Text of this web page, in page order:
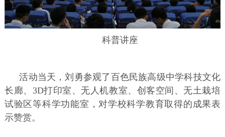
科普讲座
活动当天，刘勇参观了百色民族高级中学科技文化
长廊、3D打印室、无人机教室、创客空间、无土栽培
试验区等科学功能室，对学校科学教育取得的成果表
示赞赏。